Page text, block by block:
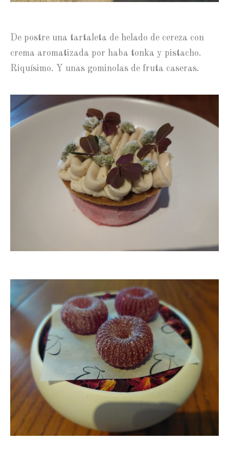
De postre una tartaleta de helado de cereza con
crema aromatizada por haba tonka y pistacho.
Riquísimo. Y unas gominolas de fruta caseras.